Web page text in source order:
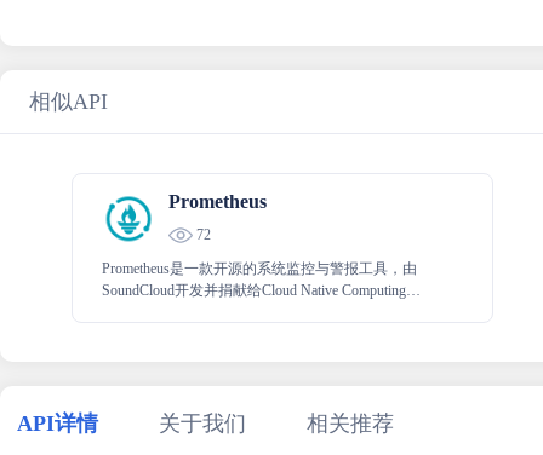
相似API
Prometheus
72
Prometheus是一款开源的系统监控与警报工具，由
SoundCloud开发并捐献给Cloud Native Computing
API详情 关于我们 相关推荐